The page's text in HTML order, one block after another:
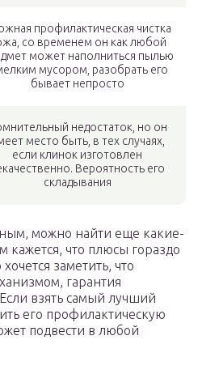
профилактическая чистка
со временем он как любой
может наполниться пылью
мусором, разобрать его
бывает непросто
недостаток, но он
место быть, в тех случаях,
если клинок изготовлен
Вероятность его
складывания
можно найти еще какие-
что плюсы гораздо
заметить, что
гарантия
взять самый лучший
его профилактическую
подвести в любой